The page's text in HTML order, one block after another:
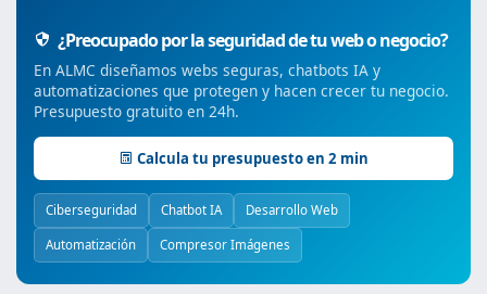
¿Preocupado por la seguridad de tu web o negocio?
En ALMC diseñamos webs seguras, chatbots IA y
automatizaciones que protegen y hacen crecer tu negocio.
Presupuesto gratuito en 24h.
Calcula tu presupuesto en 2 min
Ciberseguridad Chatbot IA Desarrollo Web
Automatización Compresor Imágenes